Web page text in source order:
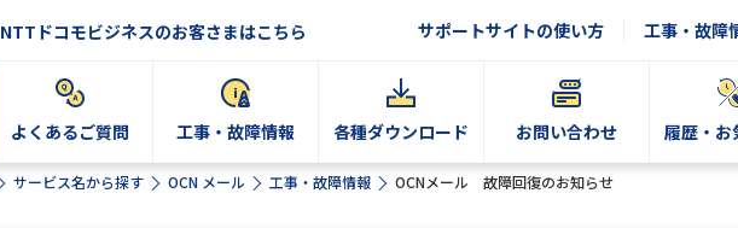
NTTドコモビジネスのお客さまはこちら サポートサイトの使い方 工事・故障
よくあるご質問 工事・故障情報 各種ダウンロード お問い合わせ 履歴・お
サービス名から探す OCN メール 工事・故障情報 OCNメール 故障回復のお知らせ